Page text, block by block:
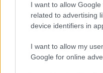
I want to allow
related to advertising
device identifiers in
I want to allow my
Google for online